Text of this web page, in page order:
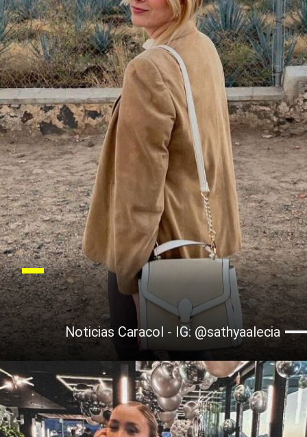
Noticias Caracol - IG: @sathyaalecia